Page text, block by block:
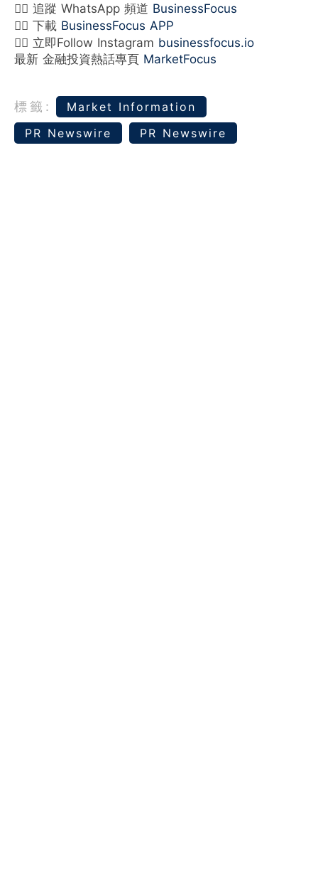
👉🏻 追蹤 WhatsApp 頻道 BusinessFocus
👉🏻 下載 BusinessFocus APP
👉🏻 立即Follow Instagram businessfocus.io
最新 金融投資熱話專頁 MarketFocus
標籤:
Market Information
PR Newswire
PR Newswire